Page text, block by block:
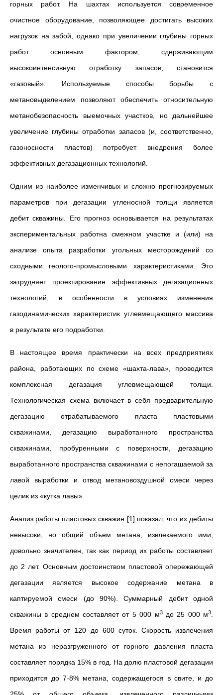
горных работ. На шахтах используется современное
очистное оборудование, позволяющее достигать высоких
нагрузок на забой, однако при увеличении глубины горных
работ основным фактором, сдерживающим
высокоинтенсивную отработку запасов, становится
«газовый». Используемые способы борьбы с
метановыделением позволяют обеспечить относительную
метанобезопасность выемочных участков, но дальнейшее
увеличение глубины отработки запасов (и, соответственно,
газоносности пластов) потребует внедрения более
эффективных дегазационных технологий.
Одним из наиболее изменчивых и сложно прогнозируемых
параметров при дегазации угленосной толщи является
дебит скважины. Его прогноз основывается на результатах
экспериментальных работна смежном участке и (или) на
анализе опыта разработки угольных месторождений со
сходными геолого-промысловыми характеристиками. Это
затрудняет проектирование эффективных дегазационных
технологий, в особенности в условиях изменения
газодинамических характеристик углевмещающего массива
в результате его подработки.
В настоящее время практически на всех предприятиях
района, работающих по схеме «шахта-лава», проводится
комплексная дегазация углевмещающей толщи.
Технологическая схема включает в себя предварительную
дегазацию отрабатываемого пласта пластовыми
скважинами, дегазацию выработанного пространства
скважинами, пробуренными с поверхности, дегазацию
выработанного пространства скважинами с непогашаемой за
лавой выработки и отвод метановоздушной смеси через
целик из «кутка лавы».
Анализ работы пластовых скважин [1] показал, что их дебиты
невысоки, но общий объем метана, извлекаемого ими,
довольно значителен, так как период их работы составляет
до 2 лет. Основным достоинством пластовой опережающей
дегазации является высокое содержание метана в
каптируемой смеси (до 90%). Суммарный дебит одной
скважины в среднем составляет от 5 000 м3до 25 000 м3
Время работы от 120 до 600 суток. Скорость извлечения
метана из неразгруженного от горного давления пласта
составляет порядка 15% в год. На долю пластовой дегазации
приходится до 7-8% метана, содержащегося в свите, и до